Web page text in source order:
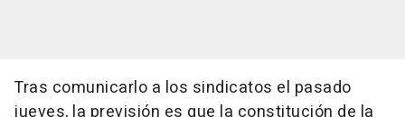
Tras comunicarlo a los sindicatos el pasado